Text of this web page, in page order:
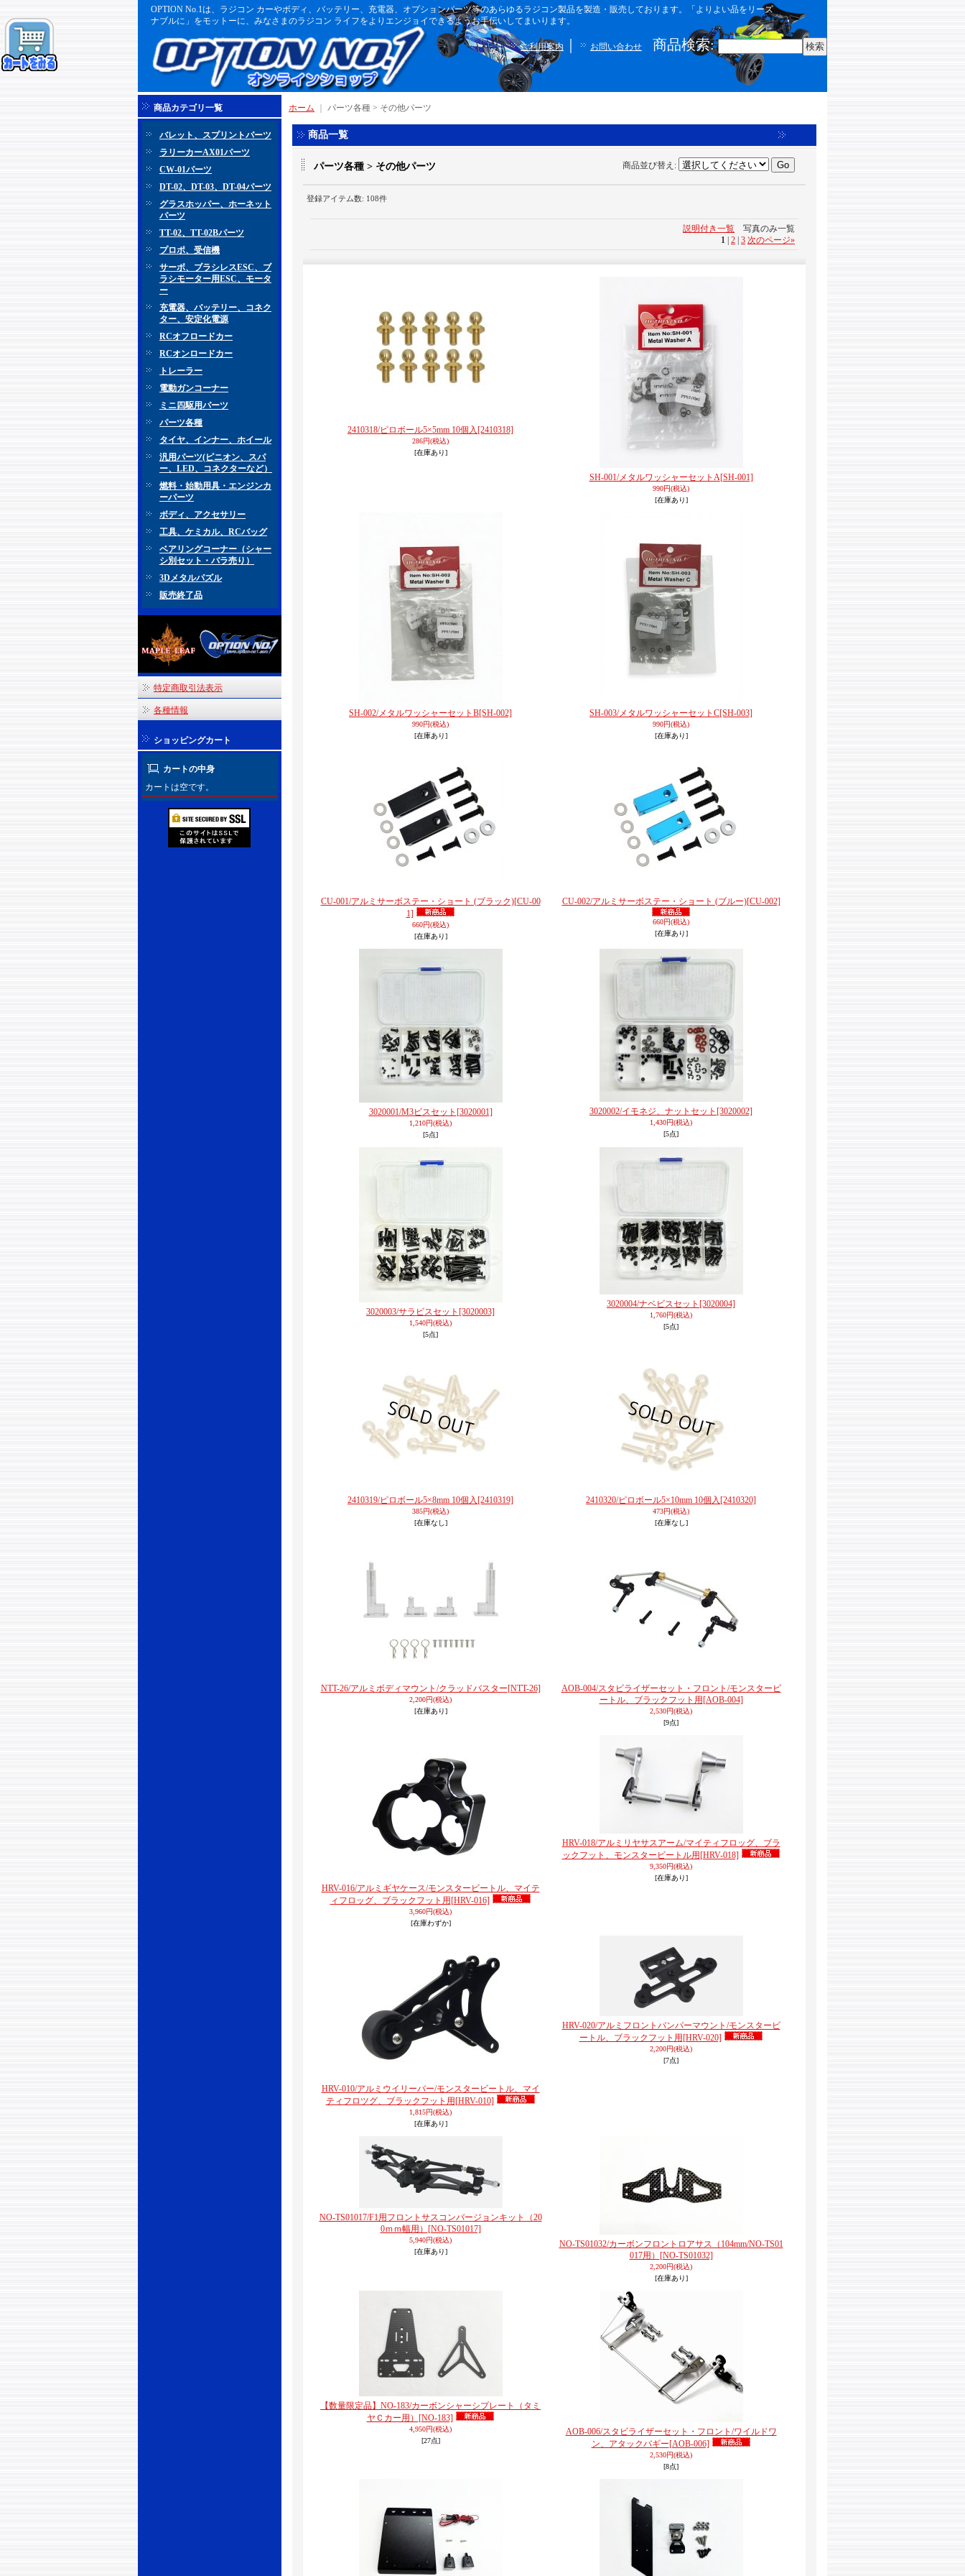
OPTION No.1は、ラジコン カーやボディ、バッテリー、充電器、オプションパーツ等のあらゆるラジコン製品を製造・販売しております。「よりよい品をリーズ
ナブルに」をモットーに、みなさまのラジコン ライフをよりエンジョイできるようお手伝いしてまいります。
ご利用案内 お問い合わせ 商品検索:
商品カテゴリ一覧
バレット、スプリントパーツ
ラリーカーAX01パーツ
CW-01パーツ
DT-02、DT-03、DT-04パーツ
グラスホッパー、ホーネット
パーツ
TT-02、TT-02Bパーツ
プロポ、受信機
サーボ、ブラシレスESC、ブ
ラシモーター用ESC、モータ
ー
充電器、バッテリー、コネク
ター、安定化電源
RCオフロードカー
RCオンロードカー
トレーラー
電動ガンコーナー
ミニ四駆用パーツ
パーツ各種
タイヤ、インナー、ホイール
汎用パーツ(ピニオン、スパ
ー、LED、コネクターなど）
燃料・始動用具・エンジンカ
ーパーツ
ボディ、アクセサリー
工具、ケミカル、RCバッグ
ベアリングコーナー（シャー
シ別セット・バラ売り）
3Dメタルパズル
販売終了品
特定商取引法表示
各種情報
ショッピングカート
カートの中身
カートは空です。
ホーム パーツ各種 > その他パーツ
商品一覧
パーツ各種 > その他パーツ 商品並び替え :
登録アイテム数: 108件
説明付き一覧 写真のみ一覧
1 2 3 次のページ»
2410318/ピロボール5×5mm 10個入 [2410318]
286円(税込)
[在庫あり]
SH-001/メタルワッシャーセットA[SH-001]
990円(税込)
[在庫あり]
SH-002/メタルワッシャーセットB[SH-002]
990円(税込)
[在庫あり]
SH-003/メタルワッシャーセットC[SH-003]
990円(税込)
[在庫あり]
CU-001/アルミサーボステー・ショート (ブラック)[CU-00
1]
660円(税込)
[在庫あり]
CU-002/アルミサーボステー・ショート (ブルー)[CU-002]
660円(税込)
[在庫あり]
3020001/M3ビスセット [3020001]
1,210円(税込)
[5点]
3020002/イモネジ、ナットセット [3020002]
1,430円(税込)
[5点]
3020003/サラビスセット [3020003]
1,540円(税込)
[5点]
3020004/ナベビスセット [3020004]
1,760円(税込)
[5点]
2410319/ピロボール5×8mm 10個入 [2410319]
385円(税込)
[在庫なし]
2410320/ピロボール5×10mm 10個入 [2410320]
473円(税込)
[在庫なし]
NTT-26/アルミボディマウント/クラッドバスター[NTT-26]
2,200円(税込)
[在庫あり]
AOB-004/スタビライザーセット・フロント/モンスタービ
ートル、ブラックフット用 [AOB-004]
2,530円(税込)
[9点]
HRV-016/アルミギヤケース/モンスタービートル、マイテ
ィフロッグ、ブラックフット用 [HRV-016]
3,960円(税込)
[在庫わずか]
HRV-018/アルミリヤサスアーム/マイティフロッグ、ブラ
ックフット、モンスタービートル用 [HRV-018]
9,350円(税込)
[在庫あり]
HRV-010/アルミウイリーバー/モンスタービートル、マイ
ティフロツグ、ブラックフット用 [HRV-010]
1,815円(税込)
[在庫あり]
HRV-020/アルミフロントバンパーマウント/モンスタービ
ートル、ブラックフット用 [HRV-020]
2,200円(税込)
[7点]
NO-TS01017/F1用フロントサスコンバージョンキット（20
0ｍｍ幅用） [NO-TS01017]
5,940円(税込)
[在庫あり]
NO-TS01032/カーボンフロントロアサス（104mm/NO-TS01
017用） [NO-TS01032]
2,200円(税込)
[在庫あり]
【数量限定品】NO-183/カーボンシャーシプレート（タミ
ヤＣカー用） [NO-183]
4,950円(税込)
[27点]
AOB-006/スタビライザーセット・フロント/ワイルドワ
ン、アタックバギー[AOB-006]
2,530円(税込)
[8点]